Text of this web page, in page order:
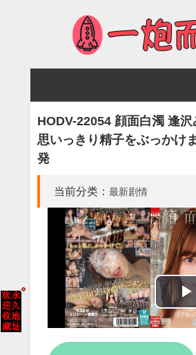
HODV-22054 顔面白濁 逢
思いっきり精子をぶっかけ
発
当前分类： 最新剧情